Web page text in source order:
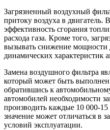
Загрязненный воздухный
притоку воздуха в двигатель.
эффективность сгорания
расхода газа. Кроме того,
вызывать снижение мощности
динамических характеристик
Замена воздушного фильтра
который может быть выполнен
обратившись к
автомобилей необходимости
производить каждые 10 000-
значение может отличаться в
условий эксплуатации.